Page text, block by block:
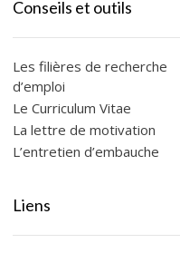
Conseils et outils
Les filières de recherche
d’emploi
Le Curriculum Vitae
La lettre de motivation
L’entretien d’embauche
Liens